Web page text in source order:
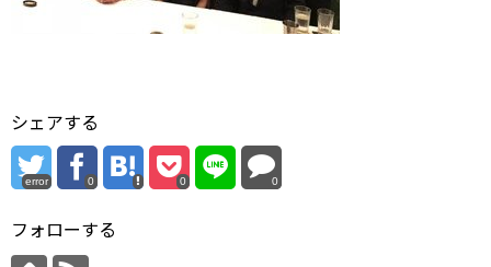
シェアする
error 0 0 0
フォローする